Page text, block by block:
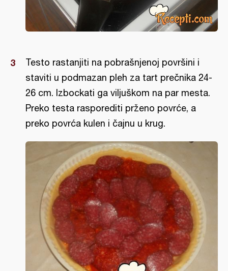
Testo rastanjiti na pobrašnjenoj površini i
staviti u podmazan pleh za tart prečnika 24-
26 cm. Izbockati ga viljuškom na par mesta.
Preko testa rasporediti prženo povrće, a
preko povrća kulen i čajnu u krug.